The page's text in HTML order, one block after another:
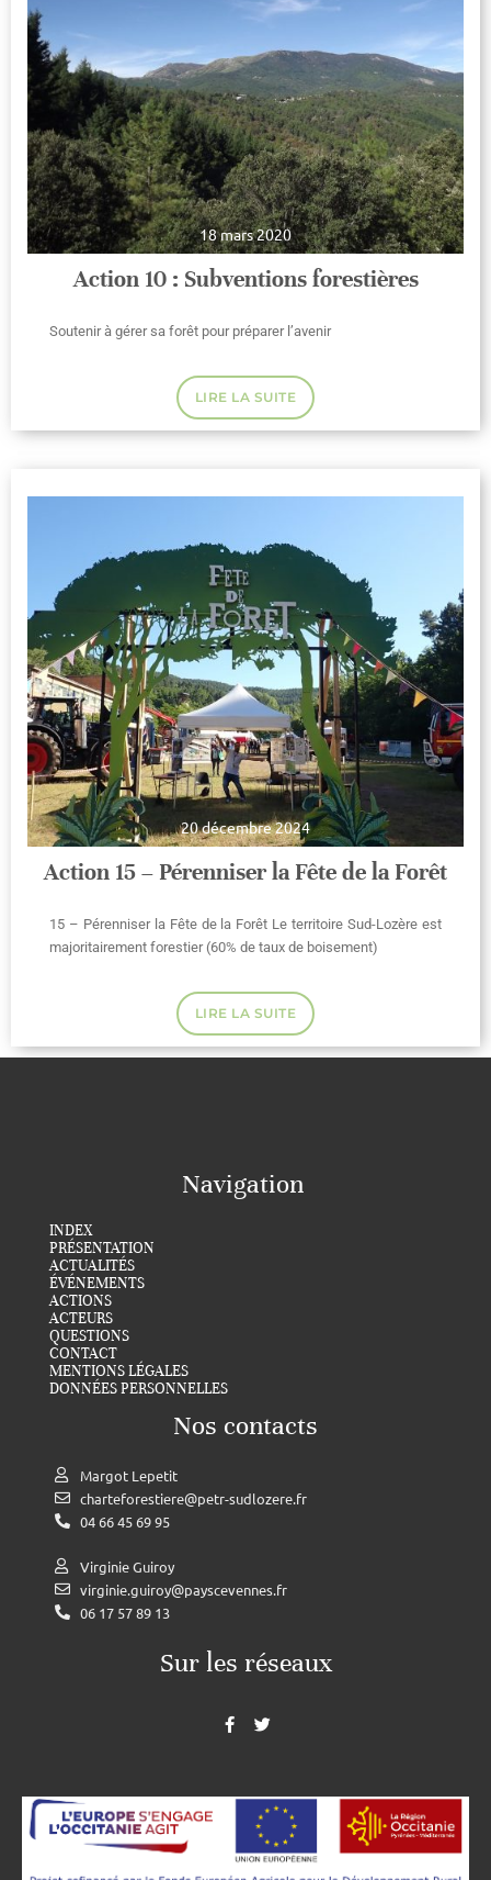
18 mars 2020
Action 10 : Subventions forestières
Soutenir à gérer sa forêt pour préparer l’avenir
LIRE LA SUITE
20 décembre 2024
Action 15 – Pérenniser la Fête de la Forêt
15 – Pérenniser la Fête de la Forêt Le territoire Sud-Lozère est
majoritairement forestier (60% de taux de boisement)
LIRE LA SUITE
Navigation
INDEX
PRÉSENTATION
ACTUALITÉS
ÉVÉNEMENTS
ACTIONS
ACTEURS
QUESTIONS
CONTACT
MENTIONS LÉGALES
DONNÉES PERSONNELLES
Nos contacts
Margot Lepetit
charteforestiere@petr-sudlozere.fr
04 66 45 69 95
Virginie Guiroy
virginie.guiroy@payscevennes.fr
06 17 57 89 13
Sur les réseaux